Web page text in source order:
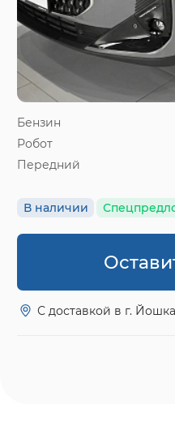
Бензин
Робот
Передний
В наличии
С доставкой в г.